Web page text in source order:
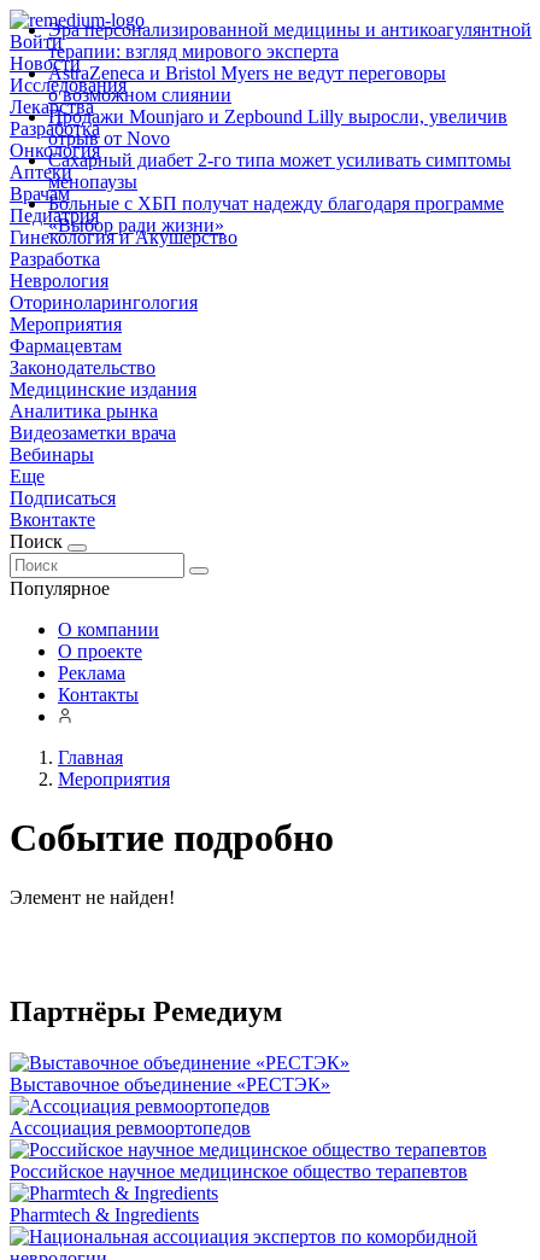
Войти
Новости
Исследования
Лекарства
Разработка
Онкология
Аптеки
Врачам
Педиатрия
Гинекология и Акушерство
Разработка
Неврология
Оториноларингология
Мероприятия
Фармацевтам
Законодательство
Медицинские издания
Аналитика рынка
Видеозаметки врача
Вебинары
Еще
Подписаться
Вконтакте
Поиск
Популярное
Эра персонализированной медицины и антикоагулянтной
терапии: взгляд мирового эксперта
AstraZeneca и Bristol Myers не ведут переговоры
о возможном слиянии
Продажи Mounjaro и Zepbound Lilly выросли, увеличив
отрыв от Novo
Сахарный диабет 2‑го типа может усиливать симптомы
менопаузы
Больные с ХБП получат надежду благодаря программе
«Выбор ради жизни»
О компании
О проекте
Реклама
Контакты
Главная
Мероприятия
Событие подробно
Элемент не найден!
Партнёры Ремедиум
Выставочное объединение «РЕСТЭК»
Ассоциация ревмоортопедов
Российское научное медицинское общество терапевтов
Pharmtech & Ingredients